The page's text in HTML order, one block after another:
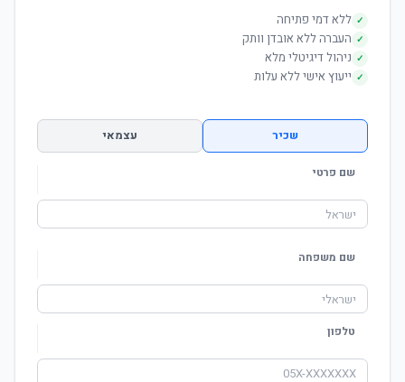
✓ ללא דמי פתיחה
✓ העברה ללא אובדן וותק
✓ ניהול דיגיטלי מלא
✓ ייעוץ אישי ללא עלות
שכיר עצמאי
שם פרטי
שם משפחה
טלפון